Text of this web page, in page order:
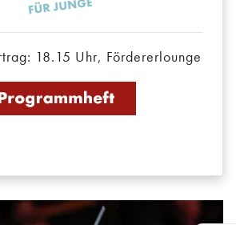
18.15 Uhr, Fördererlounge